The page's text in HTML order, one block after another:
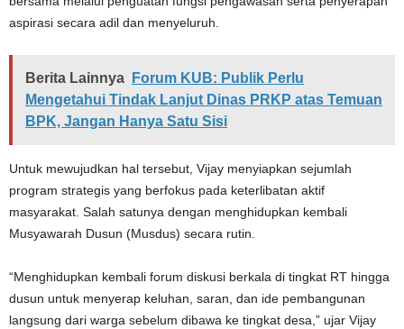
aspirasi secara adil dan menyeluruh.
Berita Lainnya
Forum KUB: Publik Perlu
Mengetahui Tindak Lanjut Dinas PRKP atas Temuan
BPK, Jangan Hanya Satu Sisi
Untuk mewujudkan hal tersebut, Vijay menyiapkan sejumlah
program strategis yang berfokus pada keterlibatan aktif
masyarakat. Salah satunya dengan menghidupkan kembali
Musyawarah Dusun (Musdus) secara rutin.
“Menghidupkan kembali forum diskusi berkala di tingkat RT hingga
dusun untuk menyerap keluhan, saran, dan ide pembangunan
langsung dari warga sebelum dibawa ke tingkat desa,” ujar Vijay